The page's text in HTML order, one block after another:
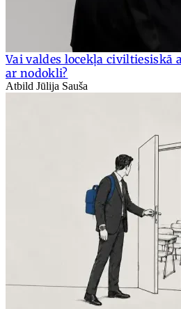
Vai valdes locekļa civiltiesiskā
ar nodokli?
Atbild Jūlija Sauša